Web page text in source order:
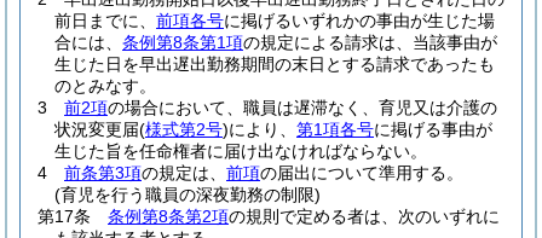
前日までに、 前項各号に掲げるいずれかの事由が生じた場
合には、 条例第8条第1項の規定による請求は、当該事由が
生じた日を早出遅出勤務期間の末日とする請求であったも
のとみなす。
3
前2項の場合において、職員は遅滞なく、育児又は介護の
状況変更届(様式第2号)により、 第1項各号に掲げる事由が
生じた旨を任命権者に届け出なければならない。
4
前条第3項の規定は、 前項の届出について準用する。
(育児を行う職員の深夜勤務の制限)
第17条
条例第8条第2項の規則で定める者は、次のいずれに